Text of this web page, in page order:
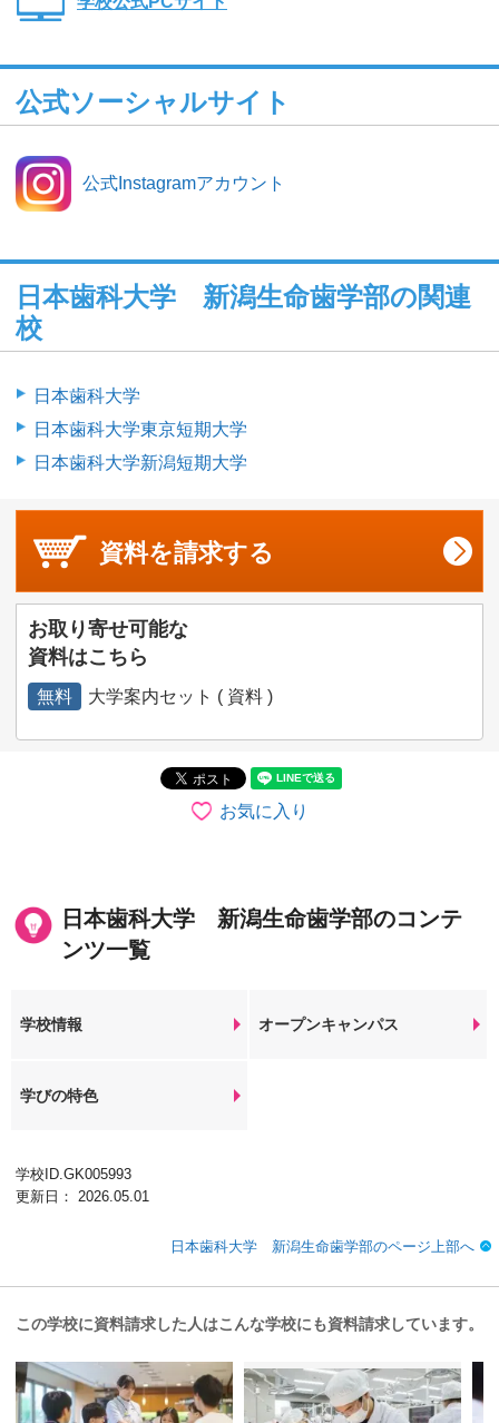
公式ソーシャルサイト
公式Instagramアカウント
日本歯科大学 新潟生命歯学部の関連
校
日本歯科大学
日本歯科大学東京短期大学
日本歯科大学新潟短期大学
資料を請求する
お取り寄せ可能な
資料はこちら
無料 大学案内セット ( 資料 )
お気に入り
日本歯科大学 新潟生命歯学部のコンテ
ンツ一覧
学校情報 オープンキャンパス
学びの特色
学校ID.GK005993
更新日： 2026.05.01
日本歯科大学 新潟生命歯学部のページ上部へ
この学校に資料請求した人はこんな学校にも資料請求しています。